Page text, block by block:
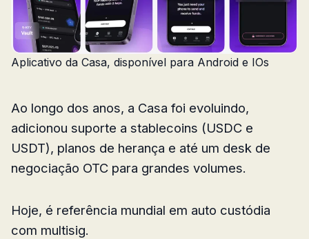
Aplicativo da Casa, disponível para Android e IOs
Ao longo dos anos, a Casa foi evoluindo,
adicionou suporte a stablecoins (USDC e
USDT), planos de herança e até um desk de
negociação OTC para grandes volumes.
Hoje, é referência mundial em auto custódia
com multisig.